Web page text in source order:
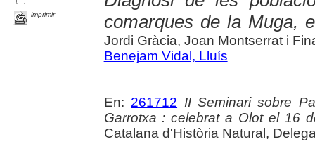
imprimir
comarques de la Muga,
Jordi Gràcia, Joan Montserrat i
Benejam Vidal, Lluís
En: 261712 II Seminari sobre
Garrotxa : celebrat a Olot el 16
Catalana d'Història Natural,